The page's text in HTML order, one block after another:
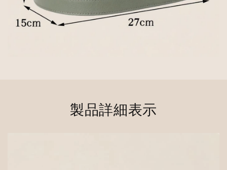
製品詳細表示